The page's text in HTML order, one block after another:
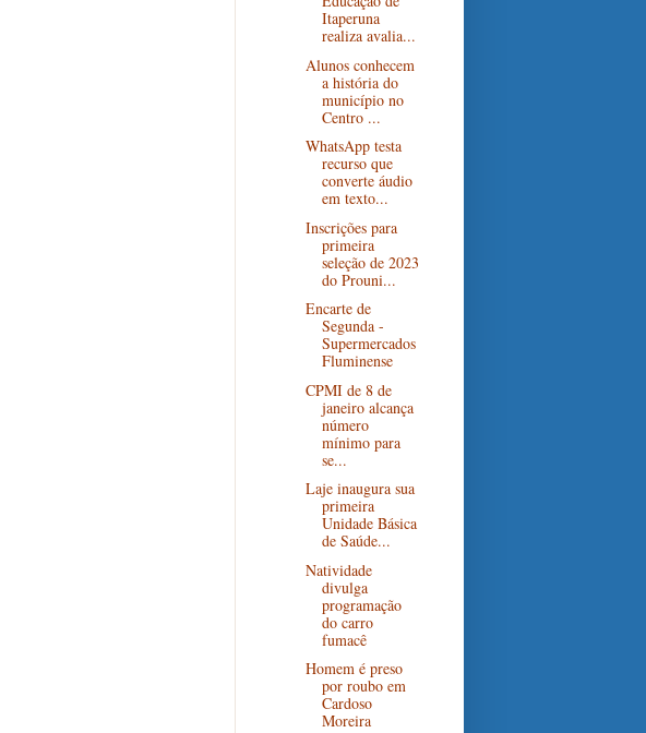
Itaperuna
realiza avalia...
Alunos conhecem
a história do
município no
Centro ...
WhatsApp testa
recurso que
converte áudio
em texto...
Inscrições para
primeira
seleção de 2023
do Prouni...
Encarte de
Segunda -
Supermercados
Fluminense
CPMI de 8 de
janeiro alcança
número
mínimo para
se...
Laje inaugura sua
primeira
Unidade Básica
de Saúde...
Natividade
divulga
programação
do carro
fumacê
Homem é preso
por roubo em
Cardoso
Moreira